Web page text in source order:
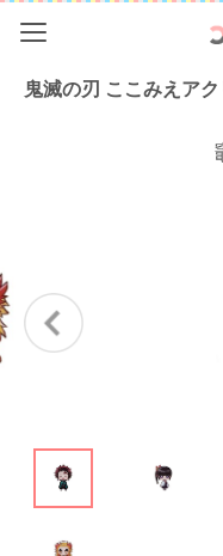
鬼滅の刃 ここみえア